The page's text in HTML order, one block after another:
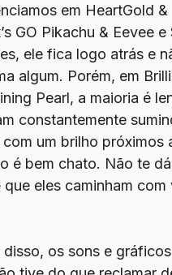
em HeartGold &
GO Pikachu & Eevee e
ele fica logo atrás e
algum. Porém, em
Pearl, a maioria é
constantemente
um brilho próximos
é bem chato. Não te
eles caminham com
disso, os sons e